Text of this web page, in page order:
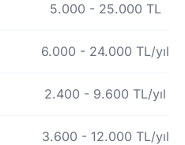
5.000 - 25.000 TL
6.000 - 24.000 TL/yıl
2.400 - 9.600 TL/yıl
3.600 - 12.000 TL/yıl